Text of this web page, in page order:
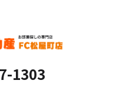
1303